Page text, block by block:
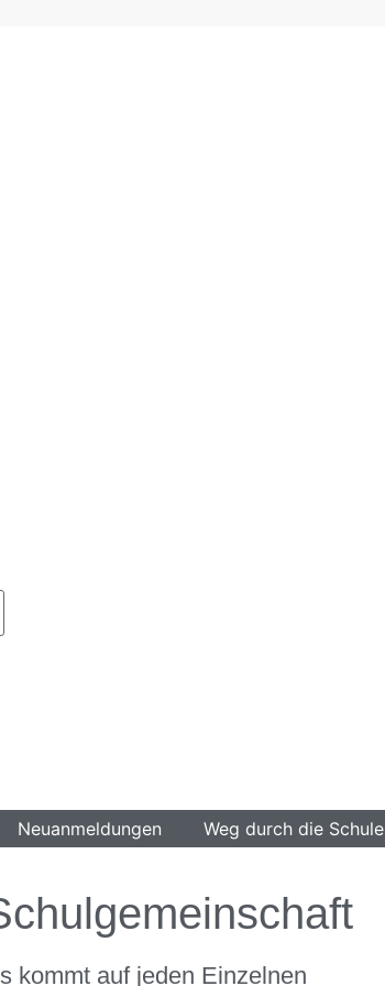
Neuanmeldungen Weg durch die Schule
kommt auf jeden Einzelnen